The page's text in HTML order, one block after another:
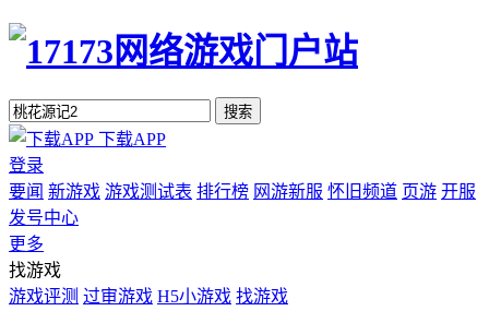
搜索
下载APP
登录
要闻 新游戏 游戏测试表 排行榜 网游新服 怀旧频道 页游 开服
发号中心
更多
找游戏
游戏评测 过审游戏 H5小游戏 找游戏